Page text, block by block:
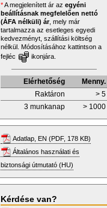
*A megjelenített ár az egyéni
beállításnak megfelelően nettó
(ÁFA nélküli) ár, mely már
tartalmazza az esetleges egyedi
kedvezményt, szállítási költség
nélkül. Módosításához kattintson a
fejléc
ikonjára.
Elérhetőség
Menny.
Raktáron
> 5
3 munkanap
> 1000
Adatlap, EN (PDF, 178 KB)
Általános használati és
biztonsági útmutató (HU)
Kérdése van?